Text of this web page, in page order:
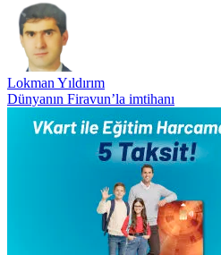
Lokman Yıldırım
Dünyanın Firavun’la imtihanı